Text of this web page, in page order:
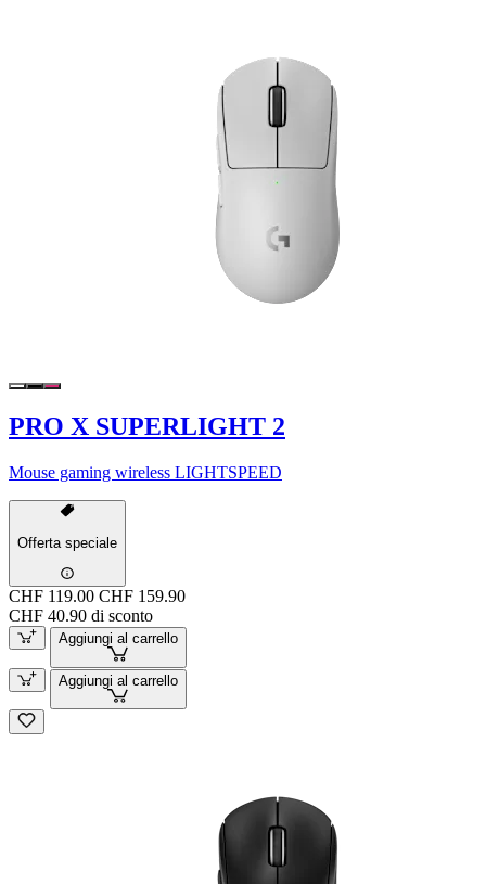
PRO X SUPERLIGHT 2
Mouse gaming wireless LIGHTSPEED
Offerta speciale
CHF 119.00 CHF 159.90
CHF 40.90 di sconto
Aggiungi al carrello
Aggiungi al carrello